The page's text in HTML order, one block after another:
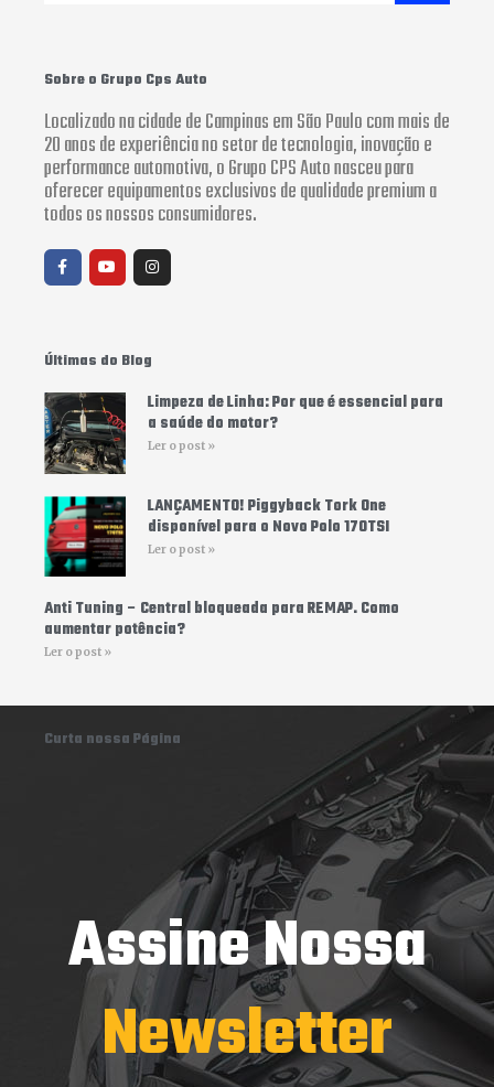
Sobre o Grupo Cps Auto
Localizado na cidade de Campinas em São Paulo com mais de
20 anos de experiência no setor de tecnologia, inovação e
performance automotiva, o Grupo CPS Auto nasceu para
oferecer equipamentos exclusivos de qualidade premium a
todos os nossos consumidores.
F
a
c
k
f
Y
o
u
I
n
s
a
Últimas do Blog
Limpeza de Linha: Por que é essencial para
a saúde do motor?
Ler o post »
LANÇAMENTO! Piggyback Tork One
disponível para o Novo Polo 170TSI
Ler o post »
Anti Tuning – Central bloqueada para REMAP. Como
aumentar potência?
Ler o post »
Curta nossa Página
Assine Nossa
Newsletter